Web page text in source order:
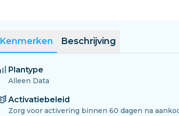
Kenmerken Beschrijving
Plantype
Alleen Data
Activatiebeleid
Zorg voor activering binnen 60 dagen na